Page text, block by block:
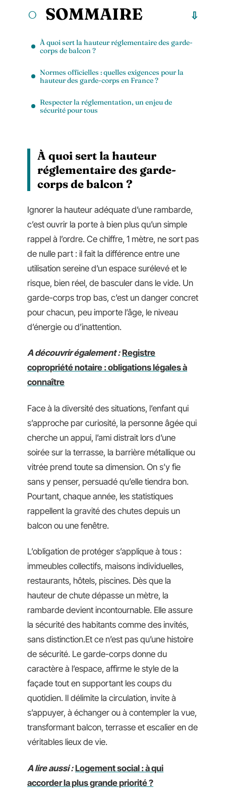
SOMMAIRE
À quoi sert la hauteur réglementaire des garde-
corps de balcon ?
Normes officielles : quelles exigences pour la
hauteur des garde-corps en France ?
Respecter la réglementation, un enjeu de
sécurité pour tous
À quoi sert la hauteur
réglementaire des garde-
corps de balcon ?
Ignorer la hauteur adéquate d’une rambarde,
c’est ouvrir la porte à bien plus qu’un simple
rappel à l’ordre. Ce chiffre, 1 mètre, ne sort pas
de nulle part : il fait la différence entre une
utilisation sereine d’un espace surélevé et le
risque, bien réel, de basculer dans le vide. Un
garde-corps trop bas, c’est un danger concret
pour chacun, peu importe l’âge, le niveau
d’énergie ou d’inattention.
A découvrir également : Registre
copropriété notaire : obligations légales à
connaître
Face à la diversité des situations, l’enfant qui
s’approche par curiosité, la personne âgée qui
cherche un appui, l’ami distrait lors d’une
soirée sur la terrasse, la barrière métallique ou
vitrée prend toute sa dimension. On s’y fie
sans y penser, persuadé qu’elle tiendra bon.
Pourtant, chaque année, les statistiques
rappellent la gravité des chutes depuis un
balcon ou une fenêtre.
L’obligation de protéger s’applique à tous :
immeubles collectifs, maisons individuelles,
restaurants, hôtels, piscines. Dès que la
hauteur de chute dépasse un mètre, la
rambarde devient incontournable. Elle assure
la sécurité des habitants comme des invités,
sans distinction.Et ce n’est pas qu’une histoire
de sécurité. Le garde-corps donne du
caractère à l’espace, affirme le style de la
façade tout en supportant les coups du
quotidien. Il délimite la circulation, invite à
s’appuyer, à échanger ou à contempler la vue,
transformant balcon, terrasse et escalier en de
véritables lieux de vie.
A lire aussi : Logement social : à qui
accorder la plus grande priorité ?